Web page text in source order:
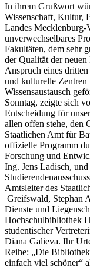
In ihrem Grußwort
Wissenschaft, Kultur,
Landes Mecklenburg-
unverwechselbares
Fakultäten, dem sehr
der Qualität der
Anspruch eines
und kulturelle Zentren
Wissensaustausch
Sonntag, zeigte sich
Entscheidung für
allen offen stehe, den
Staatlichen Amt für
offizielle Programm
Forschung und
Ing. Jens Ladisch,
Amtsleiter des
Greifswald, Stephan
Dienste und
Hochschulbibliothek
studentischer
Diana Galieva. Ihr
Reihe: „Die
einfach viel schöner“